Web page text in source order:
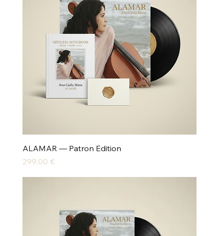
ALAMAR — Patron Edition
Preis
299,00 €